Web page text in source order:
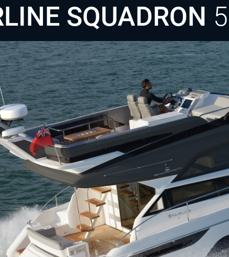
SQUADRON
MOTOR
2 x 480 Volvo Penta EB
TD
KRAFTSTOFF
Einbau Turbodiesel,
Einbaudiesel IPS